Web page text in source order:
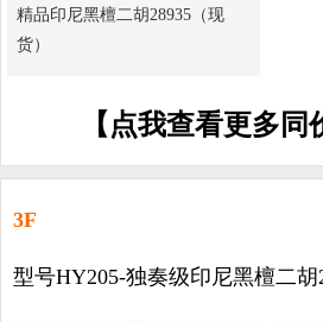
精品印尼黑檀二胡28935（现
货）
【点我查看更多同
3F
型号HY205-独奏级印尼黑檀二胡